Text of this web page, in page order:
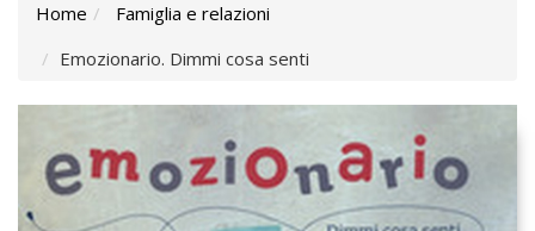
Home
Famiglia e relazioni
Emozionario. Dimmi cosa senti